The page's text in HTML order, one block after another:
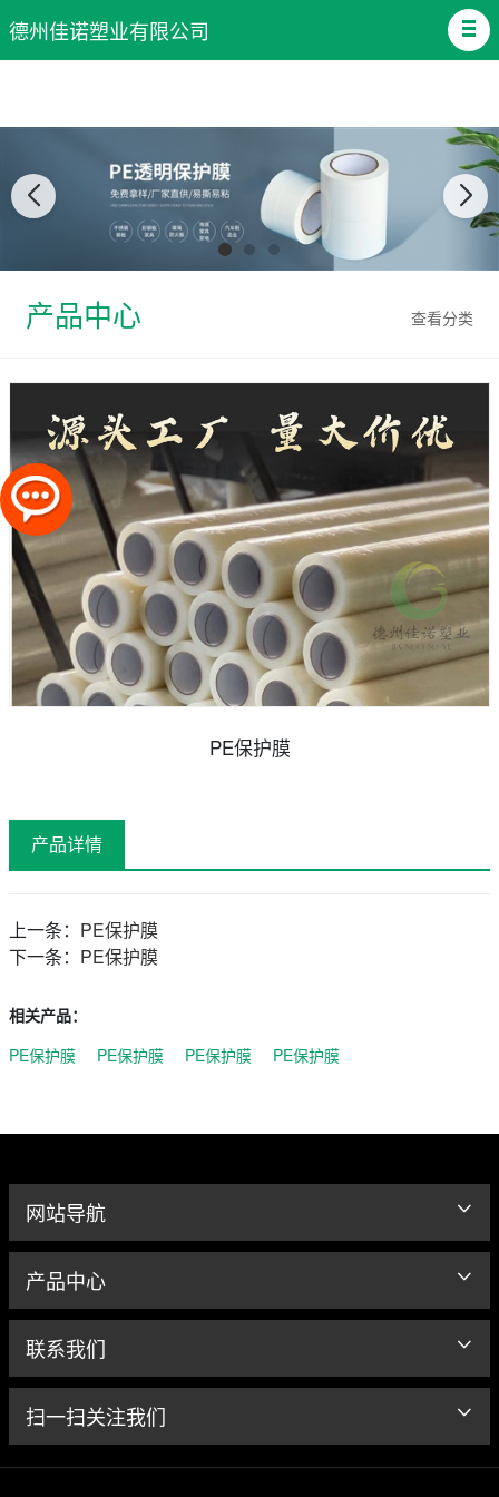
德州佳诺塑业有限公司
查看分类
产品中心
PE保护膜
产品详情
上一条： PE保护膜
下一条： PE保护膜
相关产品：
PE保护膜
PE保护膜 PE保护膜 PE保护膜
网站导航
产品中心
联系我们
扫一扫关注我们